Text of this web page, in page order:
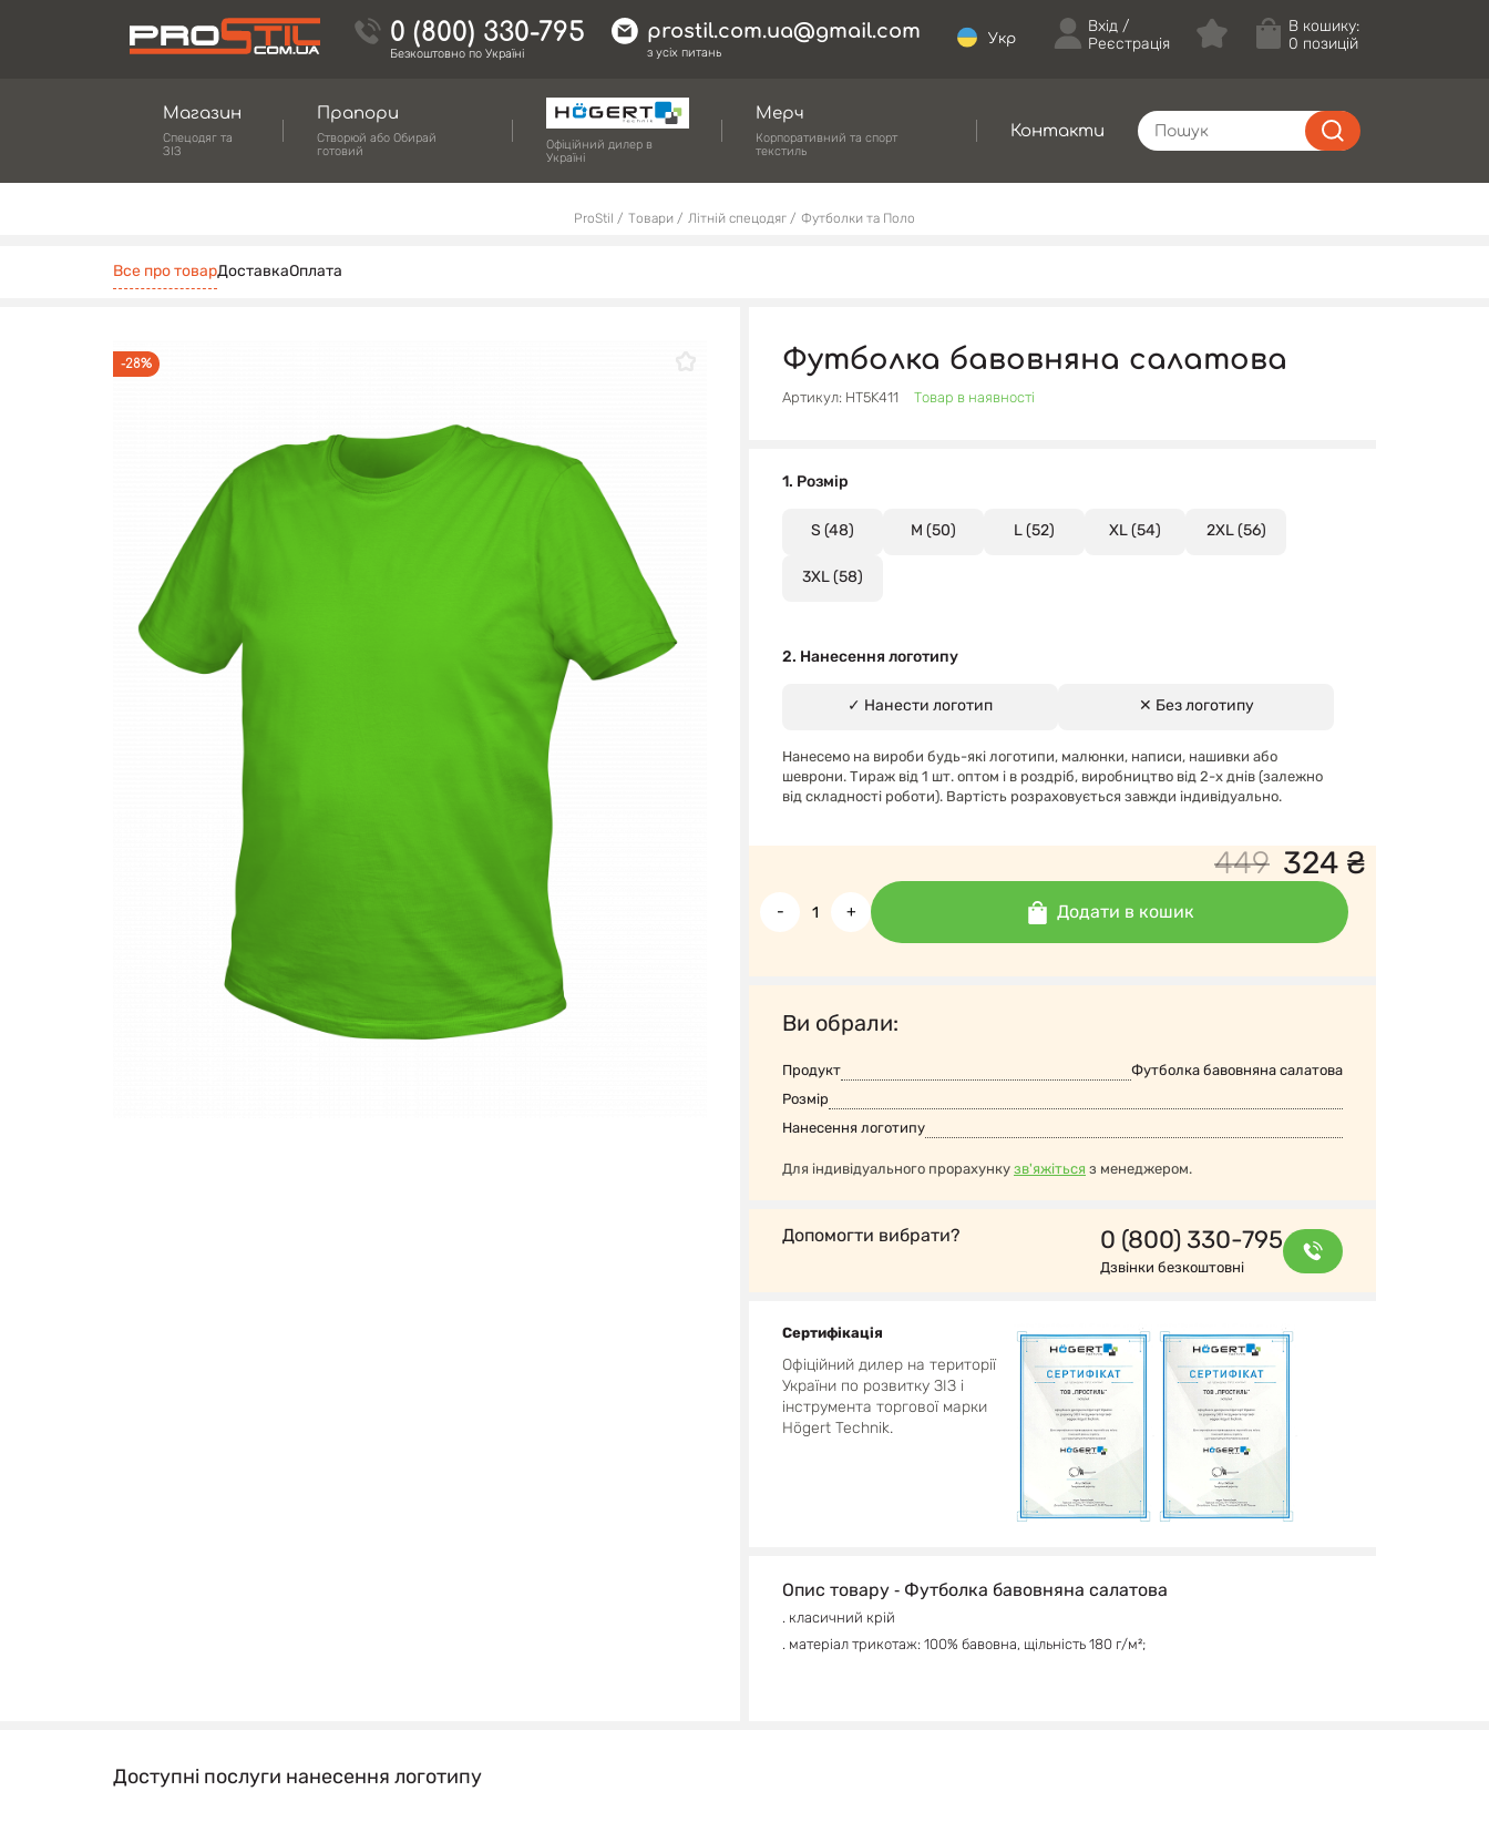
0 (800) 330-795
Безкоштовно по Україні
prostil.com.ua@gmail.com
з усіх питань
Укр
Вхід
Реєстрація
В кошику:
0 позицій
Магазин
Спецодяг та
ЗІЗ
Прапори
Створюй або Обирай
готовий
Офіційний дилер в
Україні
Мерч
Корпоративний та спорт
текстиль
Контакти
ProStil Товари Літній спецодяг Футболки та Поло
Все про товарДоставкаОплата
-28% Футболка бавовняна салатова
Артикул: HT5K411 Товар в наявності
1. Розмір
S (48) M (50) L (52) XL (54) 2XL (56)
3XL (58)
2. Нанесення логотипу
✓ Нанести логотип ✕ Без логотипу
Нанесемо на вироби будь-які логотипи, малюнки, написи, нашивки або
шеврони. Тираж від 1 шт. оптом і в роздріб, виробництво від 2-х днів (залежно
від складності роботи). Вартість розраховується завжди індивідуально.
449 324 ₴
- + Додати в кошик
Ви обрали:
Продукт
Футболка бавовняна салатова
Розмір
Нанесення логотипу
Для індивідуального прорахунку зв'яжіться з менеджером.
Допомогти вибрати? 0 (800) 330-795
Дзвінки безкоштовні
Сертифікація
Офіційний дилер на території
України по розвитку ЗІЗ і
інструмента торгової марки
Högert Technik.
Опис товару ‐ Футболка бавовняна салатова
. класичний крій
. матеріал трикотаж: 100% бавовна, щільність 180 г/м²;
Доступні послуги нанесення логотипу